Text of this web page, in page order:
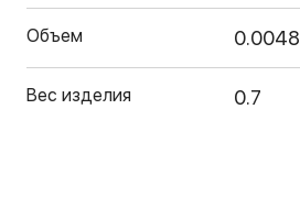
Объем 0.0048
Вес изделия 0.7